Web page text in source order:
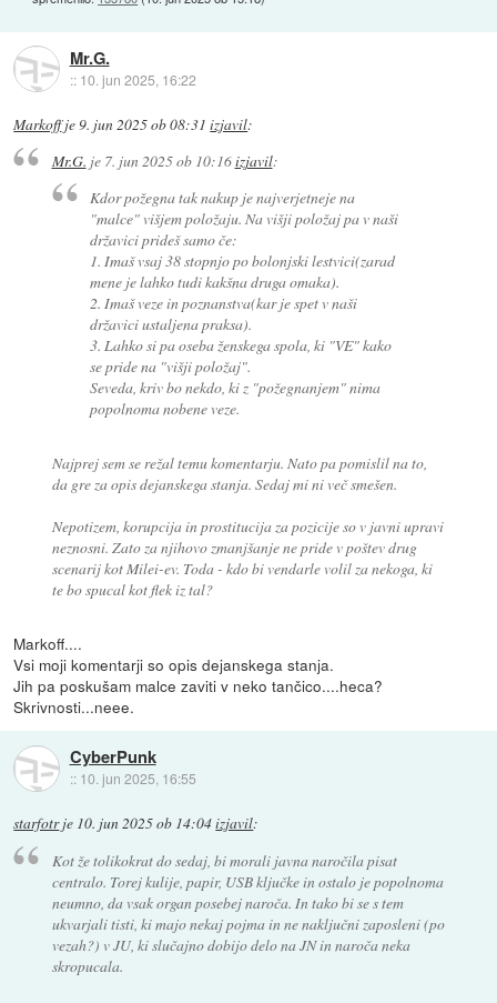
Mr.G.
:: 10. jun 2025, 16:22
Markoffje9. jun 2025 ob 08:31 izjavil:
Mr.G. je 7. jun 2025 ob 10:16izjavil:
Kdor požegna tak nakup je najverjetneje na
"malce" višjem položaju. Na višji položaj pa v naši
državici prideš samo če:
1. Imaš vsaj 38 stopnjo po bolonjski lestvici(zarad
mene je lahko tudi kakšna druga omaka).
2. Imaš veze in poznanstva(kar je spet v naši
državici ustaljena praksa).
3. Lahko si pa oseba ženskega spola, ki "VE" kako
se pride na "višji položaj".
Seveda, kriv bo nekdo, ki z "požegnanjem" nima
popolnoma nobene veze.
Najprej sem se režal temu komentarju. Nato pa pomislil na to,
da gre za opis dejanskega stanja. Sedaj mi ni več smešen.
Nepotizem, korupcija in prostitucija za pozicije so v javni upravi
neznosni. Zato za njihovo zmanjšanje ne pride v poštev drug
scenarij kot Milei-ev. Toda - kdo bi vendarle volil za nekoga, ki
te bo spucal kot flek iz tal?
Markoff....
Vsi moji komentarji so opis dejanskega stanja.
Jih pa poskušam malce zaviti v neko tančico....heca?
Skrivnosti...neee.
CyberPunk
:: 10. jun 2025, 16:55
starfotrje 10. jun 2025 ob 14:04izjavil:
Kot že tolikokrat do sedaj, bi morali javna naročila pisat
centralo. Torej kulije, papir, USB ključke in ostalo je popolnoma
neumno, da vsak organ posebej naroča. In tako bi se s tem
ukvarjali tisti, ki majo nekaj pojma in ne naključni zaposleni (po
vezah?) v JU, ki slučajno dobijo delo na JN in naroča neka
skropucala.